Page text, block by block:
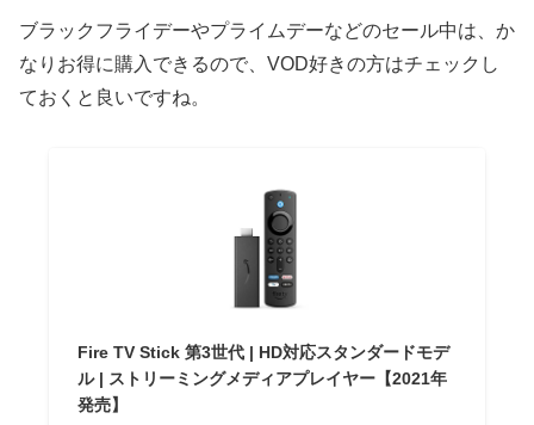
ブラックフライデーやプライムデーなどのセール中は、か
なりお得に購入できるので、VOD好きの方はチェックし
ておくと良いですね。
Fire TV Stick 第3世代 | HD対応スタンダードモデ
ル | ストリーミングメディアプレイヤー【2021年
発売】